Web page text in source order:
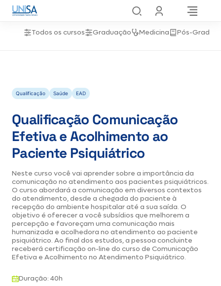
Todos os cursos Graduação Medicina Pós-
Qualificação Saúde EAD
Qualificação Comunicação
Efetiva e Acolhimento ao
Paciente Psiquiátrico
Neste curso você vai aprender sobre a importância da
comunicação no atendimento aos pacientes psiquiátricos.
O curso abordará a comunicação em diversos contextos
do atendimento, desde a chegada do paciente à
recepção do ambiente hospitalar até a sua saída. O
objetivo é oferecer a você subsídios que melhorem a
percepção e favoreçam uma comunicação mais
humanizada e acolhedora no atendimento ao paciente
psiquiátrico. Ao final dos estudos, a pessoa concluinte
receberá certificação on-line do curso de Comunicação
Efetiva e Acolhimento no Atendimento Psiquiátrico.
Duração: 40h